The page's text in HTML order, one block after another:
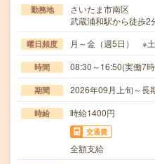
勤務地
さいたま市南区
武蔵浦和駅から徒歩2
曜日頻度 月～金（週5日） ※土
時間 08:30～16:50(実働7
期間 2026年09月上旬～長
時給 時給1400円
交通費
全額支給